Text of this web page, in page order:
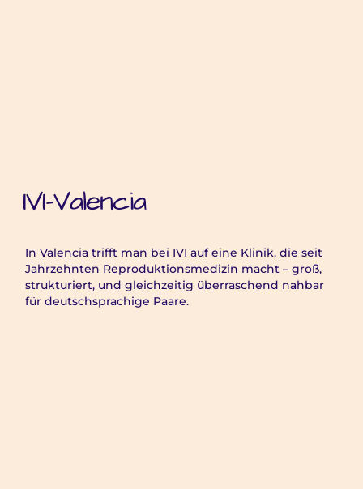
IVI-Valencia
In Valencia trifft man bei IVI auf eine Klinik, die seit
Jahrzehnten Reproduktionsmedizin macht – groß,
strukturiert, und gleichzeitig überraschend nahbar
für deutschsprachige Paare.